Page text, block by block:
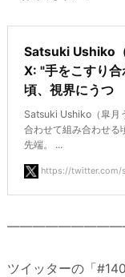
Satsuki Ushiko
X: "手をこすり
頃、視界にうつ
Satsuki Ushiko（皐月
合わせて組み合わせる
先端。 ...
https://twitter.com/
ツイッターの「